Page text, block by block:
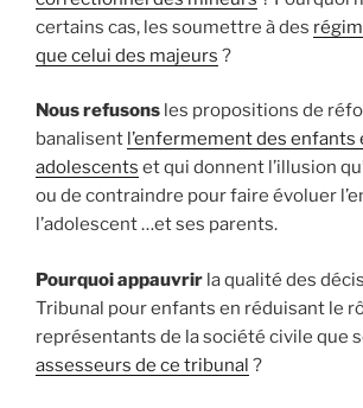
certains cas, les soumettre à des
que celui des majeurs ?
Nous refusons les propositions de
banalisent l’enfermement des enfants
adolescents et qui donnent l’illusion
ou de contraindre pour faire évoluer
l’adolescent …et ses parents.
Pourquoi appauvrir la qualité des
Tribunal pour enfants en réduisant le
représentants de la société civile que
assesseurs de ce tribunal ?